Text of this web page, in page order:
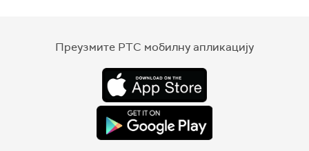
Преузмите РТС мобилну апликацију